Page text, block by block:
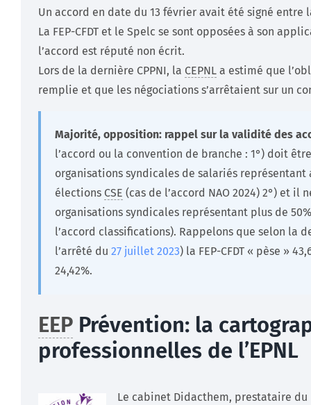
Un accord en date du 13 février avait été signé entre
La FEP-CFDT et le Spelc se sont opposées à son
l’accord est réputé non écrit.
Lors de la dernière CPPNI, la CEPNL a estimé que
remplie et que les négociations s’arrêtaient sur un
Majorité, opposition: rappel sur la validité des
l’accord ou la convention de branche : 1°) doit
organisations syndicales de salariés représentant
élections CSE (cas de l’accord NAO 2024) 2°) et il
organisations syndicales représentant plus de
l’accord classifications). Rappelons que selon la
l’arrêté du 27 juillet 2023) la FEP-CFDT « pèse »
24,42%.
EEP Prévention: la
professionnelles de l’EPNL
Le cabinet Didacthem, prestataire